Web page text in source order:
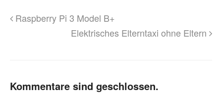
Raspberry Pi 3 Model B+
Elektrisches Elterntaxi ohne Eltern
Kommentare sind geschlossen.